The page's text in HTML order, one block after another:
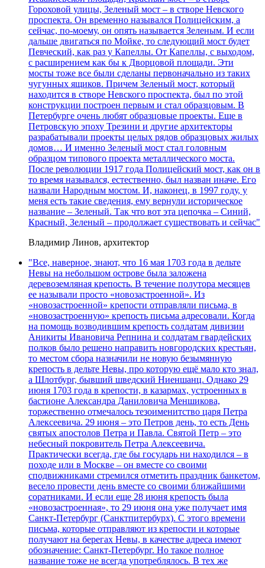
Гороховой улицы, Зеленый мост – в створе Невского
проспекта. Он временно назывался Полицейским, а
сейчас, по-моему, он опять называется Зеленым. И если
дальше двигаться по Мойке, то следующий мост будет
Певческий, как раз у Капеллы. От Капеллы, с выходом,
с расширением как бы к Дворцовой площади. Эти
мосты тоже все были сделаны первоначально из таких
чугунных ящиков. Причем Зеленый мост, который
находится в створе Невского проспекта, был по этой
конструкции построен первым и стал образцовым. В
Петербурге очень любят образцовые проекты. Еще в
Петровскую эпоху Трезини и другие архитекторы
разрабатывали проекты целых рядов образцовых жилых
домов… И именно Зеленый мост стал головным
образцом типового проекта металлического моста.
После революции 1917 года Полицейский мост, как он в
то время назывался, естественно, был назван иначе. Его
назвали Народным мостом. И, наконец, в 1997 году, у
меня есть такие сведения, ему вернули историческое
название – Зеленый. Так что вот эта цепочка – Синий,
Красный, Зеленый – продолжает существовать и сейчас"
Владимир Линов, архитектор
"Все, наверное, знают, что 16 мая 1703 года в дельте
Невы на небольшом острове была заложена
деревоземляная крепость. В течение полутора месяцев
ее называли просто «новозастроенной». Из
«новозастроенной» крепости отправляли письма, в
«новозастроенную» крепость письма адресовали. Когда
на помощь возводившим крепость солдатам дивизии
Аникиты Ивановича Репнина и солдатам гвардейских
полков было решено направить новгородских крестьян,
то местом сбора назначили не новую безымянную
крепость в дельте Невы, про которую ещё мало кто знал,
а Шлотбург, бывший шведский Ниеншанц. Однако 29
июня 1703 года в крепости, в казармах, устроенных в
бастионе Александра Даниловича Меншикова,
торжественно отмечалось тезоименитство царя Петра
Алексеевича. 29 июня – это Петров день, то есть День
святых апостолов Петра и Павла. Святой Петр – это
небесный покровитель Петра Алексеевича.
Практически всегда, где бы государь ни находился – в
походе или в Москве – он вместе со своими
сподвижниками стремился отметить праздник банкетом,
весело провести день вместе со своими ближайшими
соратниками. И если еще 28 июня крепость была
«новозастроенная», то 29 июня она уже получает имя
Санкт-Петербург (Санктпитербурх). С этого времени
письма, которые отправляют из крепости и которые
получают на берегах Невы, в качестве адреса имеют
обозначение: Санкт-Петербург. Но такое полное
название тоже не всегда употреблялось. В тех же